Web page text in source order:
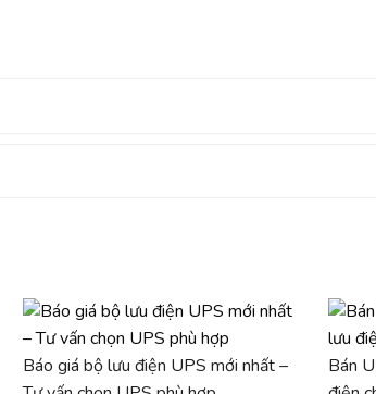
Báo giá bộ lưu điện UPS mới nhất –
Bán